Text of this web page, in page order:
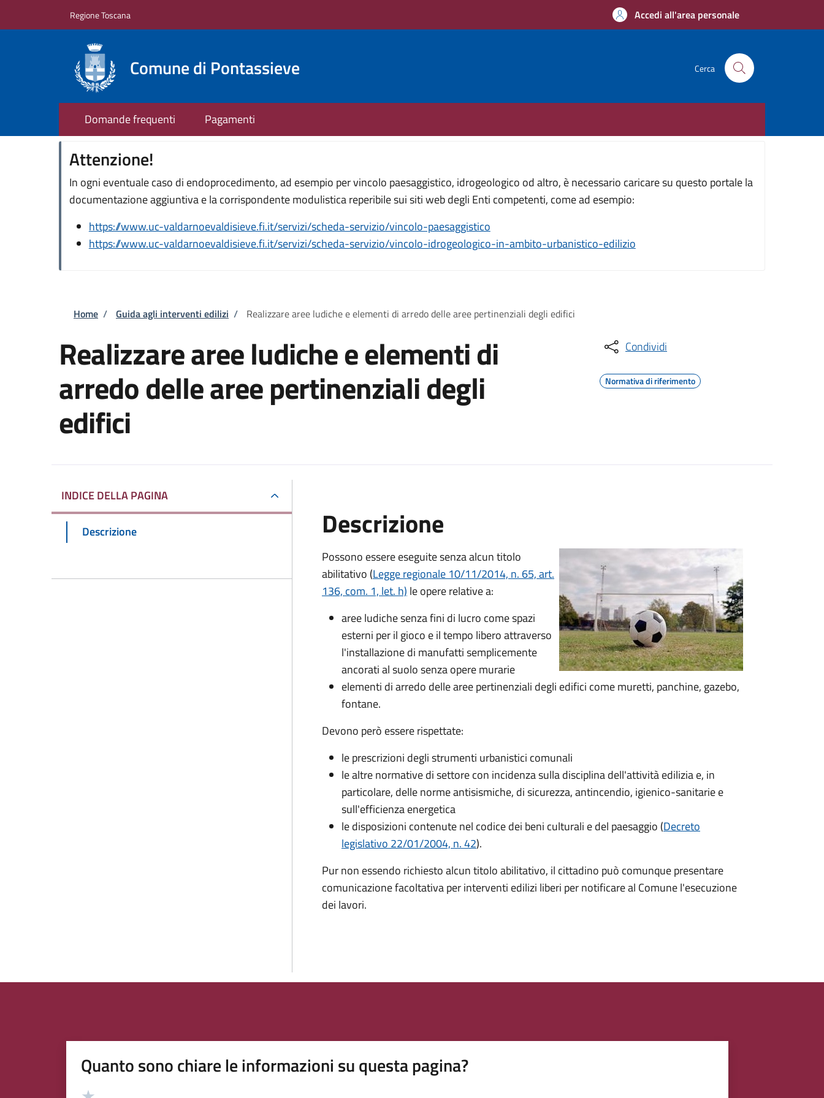
Regione Toscana Accedi all'area personale
Comune di Pontassieve Cerca
Domande frequenti Pagamenti
Attenzione!
In ogni eventuale caso di endoprocedimento, ad esempio per vincolo paesaggistico, idrogeologico od altro, è necessario caricare su questo portale la
documentazione aggiuntiva e la corrispondente modulistica reperibile sui siti web degli Enti competenti, come ad esempio:
https://www.uc-valdarnoevaldisieve.fi.it/servizi/scheda-servizio/vincolo-paesaggistico
https://www.uc-valdarnoevaldisieve.fi.it/servizi/scheda-servizio/vincolo-idrogeologico-in-ambito-urbanistico-edilizio
Briciole di pane
Home / Guida agli interventi edilizi / Realizzare aree ludiche e elementi di arredo delle aree pertinenziali degli edifici
Realizzare aree ludiche e elementi di
arredo delle aree pertinenziali degli
edifici
Condividi
Normativa di riferimento
INDICE DELLA PAGINA
Descrizione Descrizione
Possono essere eseguite senza alcun titolo
abilitativo (Legge regionale 10/11/2014, n. 65, art.
136, com. 1, let. h) le opere relative a:
aree ludiche senza fini di lucro come spazi
esterni per il gioco e il tempo libero attraverso
l'installazione di manufatti semplicemente
ancorati al suolo senza opere murarie
elementi di arredo delle aree pertinenziali degli edifici come muretti, panchine, gazebo,
fontane.
Devono però essere rispettate:
le prescrizioni degli strumenti urbanistici comunali
le altre normative di settore con incidenza sulla disciplina dell'attività edilizia e, in
particolare, delle norme antisismiche, di sicurezza, antincendio, igienico-sanitarie e
sull'efficienza energetica
le disposizioni contenute nel codice dei beni culturali e del paesaggio (Decreto
legislativo 22/01/2004, n. 42).
Pur non essendo richiesto alcun titolo abilitativo, il cittadino può comunque presentare
comunicazione facoltativa per interventi edilizi liberi per notificare al Comune l'esecuzione
dei lavori.
Quanto sono chiare le informazioni su questa pagina?
Valutazione